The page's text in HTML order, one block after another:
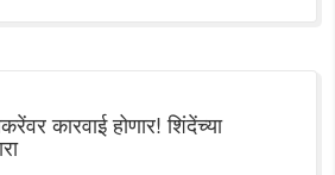
कारवाई होणार! शिंदेंच्या